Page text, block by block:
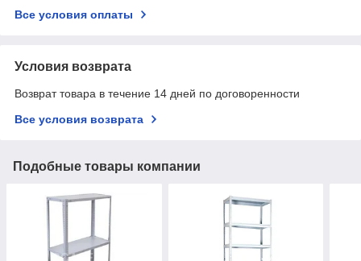
Все условия оплаты
Условия возврата
Возврат товара в течение 14 дней по договоренности
Все условия возврата
Подобные товары компании